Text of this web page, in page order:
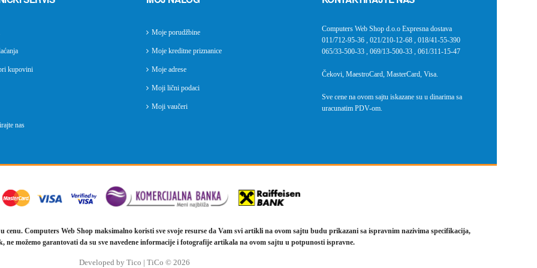
kupovini
nas
Moje porudžbine
Moje kreditne priznanice
Moje adrese
Moji lični podaci
Moji vaučeri
Computers Web Shop d.o.o Expresna dostava
011/712-95-36, 021/210-12-68, 018/41-55-390
065/33-500-33, 069/13-500-33, 061/311-15-47
Čekovi, MaestroCard, MasterCard, Visa.
Sve cene na ovom sajtu iskazane su u dinarima sa
uracunatim PDV-om.
cenu. Computers Web Shop maksimalno koristi sve svoje resurse da Vam svi artikli na ovom sajtu budu prikazani sa ispravnim nazivima specifikacija,
ne možemo garantovati da su sve navedene informacije i fotografije artikala na ovom sajtu u potpunosti ispravne.
Developed by Tico | TiCo © 2026